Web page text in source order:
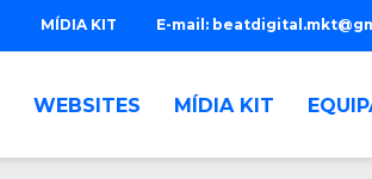
E-mail:
MÍDIA KIT
WEBSITES MÍDIA KIT